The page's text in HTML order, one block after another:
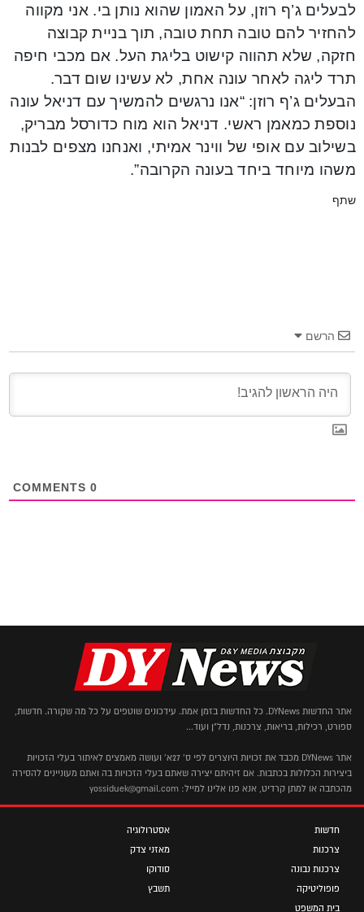
לבעלים ג’ף רוזן, על האמון שהוא נותן בי. אני מקווה
להחזיר להם טובה תחת טובה, תוך בניית קבוצה
חזקה, שלא תהווה קישוט בליגת העל. אם מכבי חיפה
תרד ליגה לאחר עונה אחת, לא עשינו שום דבר.
הבעלים ג’ף רוזן: “אנו נרגשים להמשיך עם דניאל עונה
נוספת כמאמן ראשי. דניאל הוא מוח כדורסל מבריק,
בשילוב עם אופי של ווינר אמיתי, ואנחנו מצפים לבנות
משהו מיוחד ביחד בעונה הקרובה”.
שתף
הרשם
0
אתר החדשות DYNews. כל החדשות בזמן אמת. עידכונים שוטפים על כל מה שקורה. חדשות,
ספורט, רכילות, בריאות, צרכנות, נדל"ן ועוד...
אתר DYNews מכבד את זכויות היוצרים לפי ס' 27א' ועושה מאמצים לאיתור בעלי הזכויות
ביצירות הכלולות בכתבות. אם זיהיתם יצירה שאתם בעלי הזכויות בה ואתם מעוניינים להסירה
מהכתבה או למתן קרדיט, אנא פנו אלינו למייל: yossiduek@gmail.com
חדשות
צרכנות
צרכנות נבונה
פופוליטיקה
בית המשפט
אסטרולוגיה
מאזני צדק
סודוקו
תשבץ